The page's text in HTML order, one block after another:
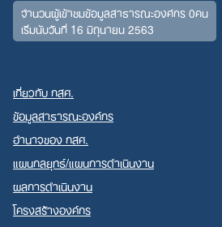
Search
for:
จำนวนผู้เข้าชมข้อมูลสาธารณะองค์กร 0คน
เริ่มนับวันที่ 16 มิถุนายน 2563
เกี่ยวกับ กสศ.
ข้อมูลสาธารณะองค์กร
อำนาจของ กสศ.
แผนกลยุทธ์/แผนการดำเนินงาน
ผลการดำเนินงาน
โครงสร้างองค์กร